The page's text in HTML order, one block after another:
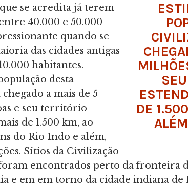
DE
se acredita já terem
40.000 e 50.000
quando se
das cidades antigas
habitantes.
desta
a mais de 5
e seu território
de 1.500 km, ao
do Rio Indo e além,
Sítios da Civilização
encontrados perto da fronteira
e em em torno da cidade indiana de